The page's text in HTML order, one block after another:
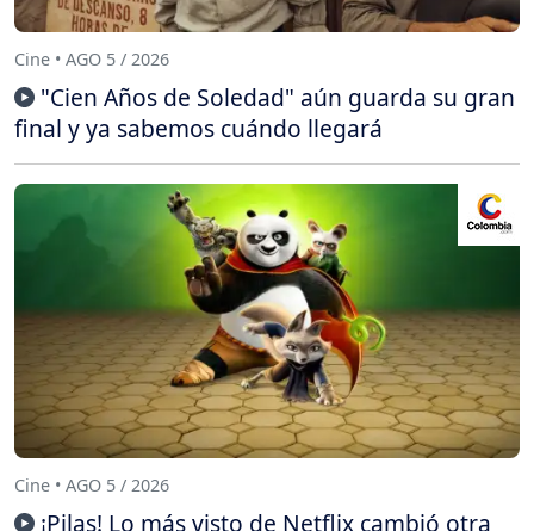
Cine • AGO 5 / 2026
"Cien Años de Soledad" aún guarda su gran
final y ya sabemos cuándo llegará
Cine • AGO 5 / 2026
¡Pilas! Lo más visto de Netflix cambió otra